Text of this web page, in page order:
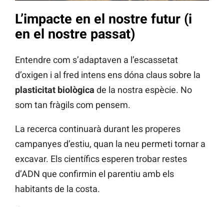
L’impacte en el nostre futur (i
en el nostre passat)
Entendre com s’adaptaven a l’escassetat
d’oxigen i al fred intens ens dóna claus sobre la
plasticitat biològica de la nostra espècie. No
som tan fràgils com pensem.
La recerca continuarà durant les properes
campanyes d’estiu, quan la neu permeti tornar a
excavar. Els científics esperen trobar restes
d’ADN que confirmin el parentiu amb els
habitants de la costa.